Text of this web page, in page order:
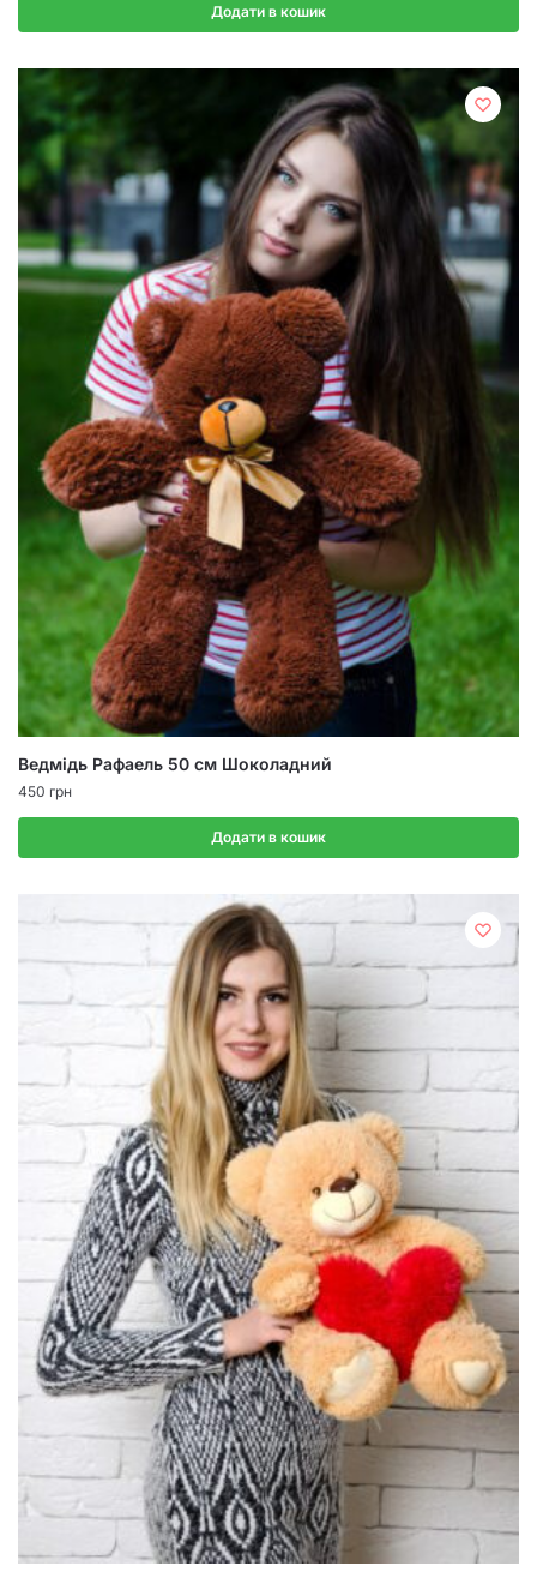
Додати в кошик
Ведмідь Рафаель 50 см Шоколадний
450 грн
Додати в кошик